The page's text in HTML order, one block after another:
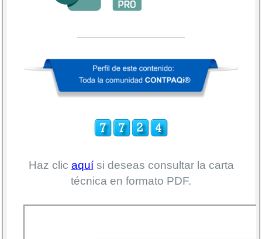
Haz clic aquísi deseas consultar la carta
técnica en formato PDF.